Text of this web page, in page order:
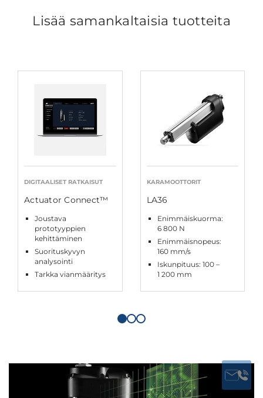
Lisää samankaltaisia tuotteita
DIGITAALISET RATKAISUT
Actuator Connect™
Joustava
prototyyppien
kehittäminen
Suorituskyvyn
analysointi
Tarkka vianmääritys
KARAMOOTTORIT
LA36
Enimmäiskuorma:
6 800 N
Enimmäisnopeus:
160 mm/s
Iskunpituus: 100 –
1 200 mm